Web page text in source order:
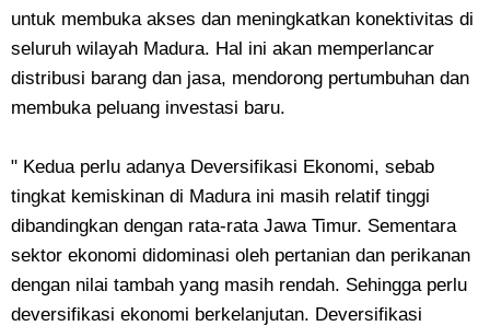
untuk membuka akses dan meningkatkan konektivitas di
seluruh wilayah Madura. Hal ini akan memperlancar
distribusi barang dan jasa, mendorong pertumbuhan dan
membuka peluang investasi baru.
" Kedua perlu adanya Deversifikasi Ekonomi, sebab
tingkat kemiskinan di Madura ini masih relatif tinggi
dibandingkan dengan rata-rata Jawa Timur. Sementara
sektor ekonomi didominasi oleh pertanian dan perikanan
dengan nilai tambah yang masih rendah. Sehingga perlu
deversifikasi ekonomi berkelanjutan. Deversifikasi